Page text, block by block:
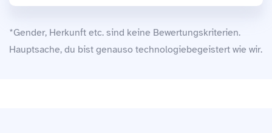
*Gender, Herkunft etc. sind keine Bewertungskriterien.
Hauptsache, du bist genauso technologiebegeistert wie wir.